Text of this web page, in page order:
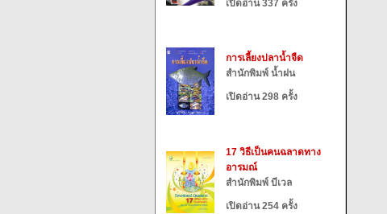
เปิดอ่าน 337 ครั้ง
การเลี้ยงปลาน้ำจืด
สำนักพิมพ์ น้ำฝน
เปิดอ่าน 298 ครั้ง
17 วิธีเป็นคนฉลาดทาง
อารมณ์
สำนักพิมพ์ บีเวล
เปิดอ่าน 254 ครั้ง